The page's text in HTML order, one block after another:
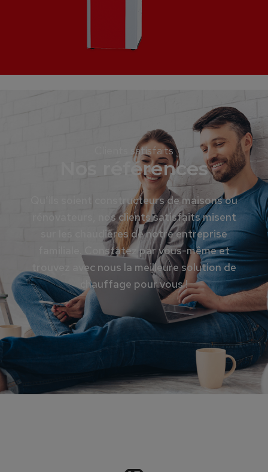
Clients satisfaits
Nos références
Qu’ils soient constructeurs de maisons ou
rénovateurs, nos clients satisfaits misent
sur les chaudières de notre entreprise
familiale. Constatez par vous-même et
trouvez avec nous la meilleure solution de
chauffage pour vous !